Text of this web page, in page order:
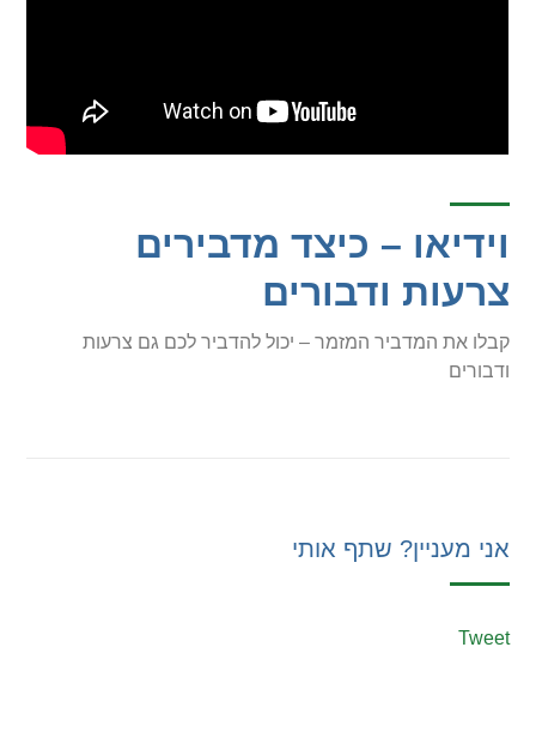
וידיאו – כיצד מדבירים
צרעות ודבורים
קבלו את המדביר המזמר – יכול להדביר לכם גם צרעות
ודבורים
אני מעניין? שתף אותי
Tweet